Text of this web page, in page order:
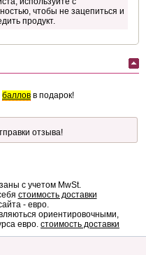
чтобы не зацепиться и
продукт.
баллов в подарок!
отзыва!
с учетом MwSt.
стоимость доставки
- евро.
ориентировочными,
евро. стоимость доставки